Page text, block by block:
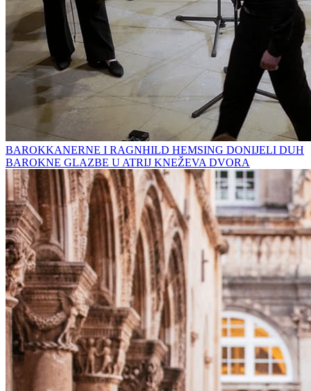
BAROKKANERNE I RAGNHILD HEMSING DONIJELI DUH
BAROKNE GLAZBE U ATRIJ KNEŽEVA DVORA